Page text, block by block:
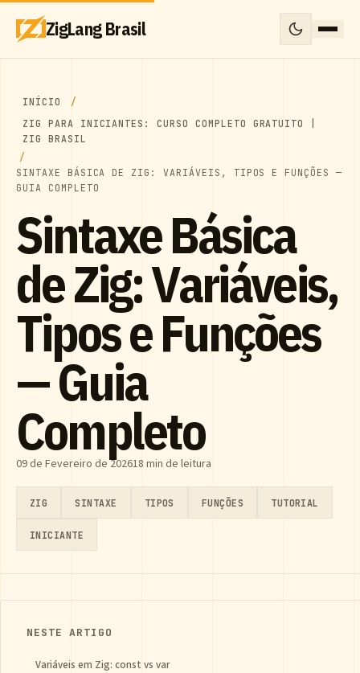
ZigLang Brasil
INÍCIO
ZIG PARA INICIANTES: CURSO COMPLETO GRATUITO |
ZIG BRASIL
SINTAXE BÁSICA DE ZIG: VARIÁVEIS, TIPOS E FUNÇÕES —
GUIA COMPLETO
Sintaxe Básica
de Zig: Variáveis,
Tipos e Funções
— Guia
Completo
09 de Fevereiro de 202618 min de leitura
ZIG SINTAXE TIPOS FUNÇÕES TUTORIAL
INICIANTE
NESTE ARTIGO
Variáveis em Zig: const vs var